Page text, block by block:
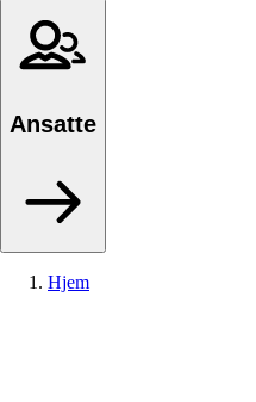
Ansatte
Hjem